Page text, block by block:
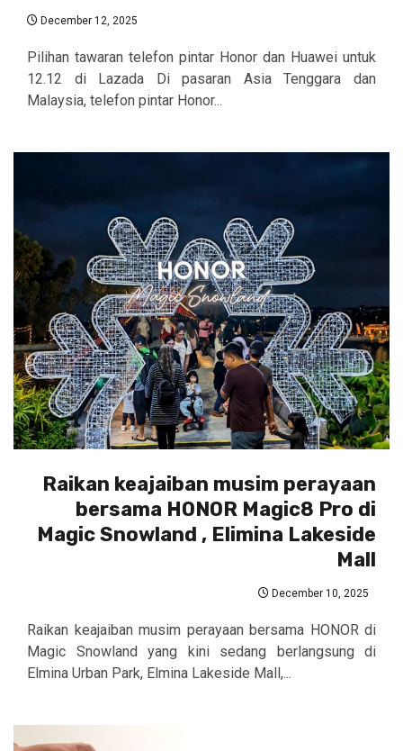
December 12, 2025
Pilihan tawaran telefon pintar Honor dan Huawei untuk
12.12 di Lazada Di pasaran Asia Tenggara dan
Malaysia, telefon pintar Honor...
Raikan keajaiban musim perayaan
bersama HONOR Magic8 Pro di
Magic Snowland , Elimina Lakeside
Mall
December 10, 2025
Raikan keajaiban musim perayaan bersama HONOR di
Magic Snowland yang kini sedang berlangsung di
Elmina Urban Park, Elmina Lakeside Mall,...